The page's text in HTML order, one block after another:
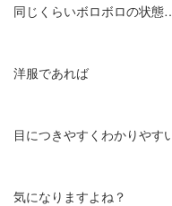
同じくらいボロボロの状態
洋服であれば
目につきやすくわかりやす
気になりますよね？